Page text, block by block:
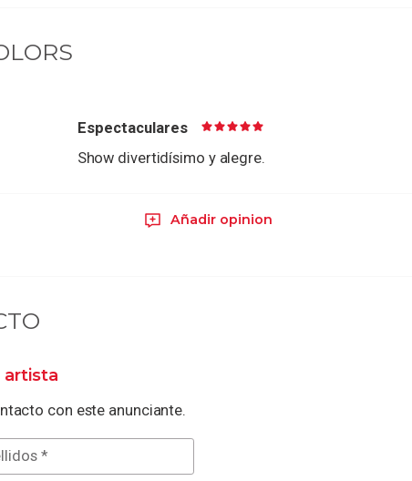
Espectaculares
Show divertidísimo y alegre.
Añadir opinion
artista
con este anunciante.